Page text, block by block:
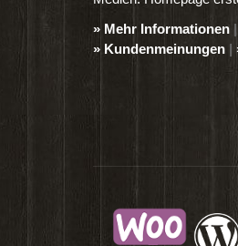
» Mehr Informationen |
» Kundenmeinungen |